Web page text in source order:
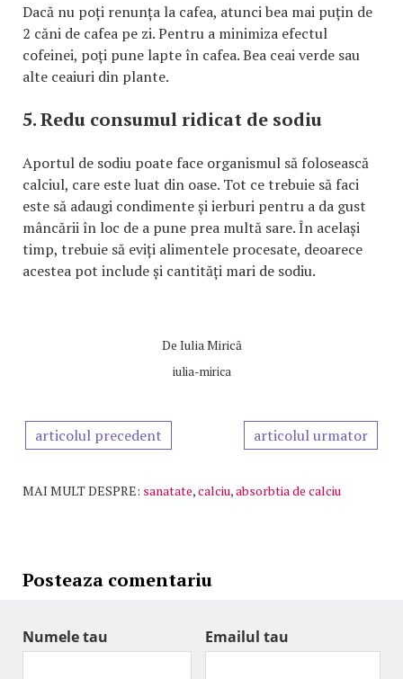
Dacă nu poți renunța la cafea, atunci bea mai puțin de
2 căni de cafea pe zi. Pentru a minimiza efectul
cofeinei, poți pune lapte în cafea. Bea ceai verde sau
alte ceaiuri din plante.
5. Redu consumul ridicat de sodiu
Aportul de sodiu poate face organismul să folosească
calciul, care este luat din oase. Tot ce trebuie să faci
este să adaugi condimente și ierburi pentru a da gust
mâncării în loc de a pune prea multă sare. În același
timp, trebuie să eviți alimentele procesate, deoarece
acestea pot include și cantități mari de sodiu.
De Iulia Mirică
iulia-mirica
articolul precedent articolul urmator
MAI MULT DESPRE: sanatate,calciu,absorbtia de calciu
Posteaza comentariu
Numele tau Emailul tau